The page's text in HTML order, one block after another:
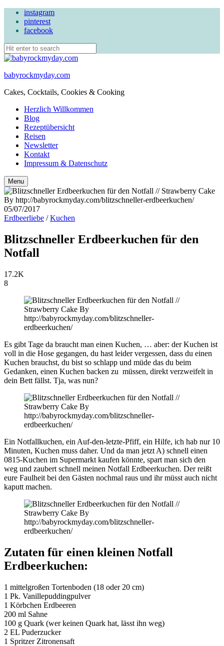
instagram
pinterest
facebook
babyrockmyday.com
Cakes, Cocktails, Cookies & Cooking
Herzlich Willkommen
Blog
Rezeptübersicht
Reisen
Newsletter
Kontakt
Impressum & Datenschutz
Search
Menu
05/07/2017
Erdbeerliebe /Kuchen
Blitzschneller Erdbeerkuchen für den
Notfall
17.2K
8
Es gibt Tage da braucht man einen Kuchen, … aber: der Kuchen ist
voll in die Hose gegangen, du hast leider vergessen, dass du einen
Kuchen brauchst, du bist so schlapp und müde das du beim
Gedanken, einen Kuchen backen zu müssen, direkt verzweifelt in
dein Bett fällst. Tja, was nun?
Ein Notfallkuchen, ein Auf-den-letzte-Pfiff, ein Hilfe, ich hab nur 10
Minuten, Kuchen muss daher. Und da man jetzt A) schnell einen
0815-Kuchen im Supermarkt kaufen könnte, spart man sich den
weg und zaubert schnell meinen Notfall Erdbeerkuchen. Der reißt
eure Faulheit bei den Gästen nochmal raus und ihr müsst auch nicht
kaputt machen.
Zutaten für einen kleinen Notfall
Erdbeerkuchen:
1 mittelgroßen Tortenboden (18 oder 20 cm)
1 Pk. Vanillepuddingpulver
1 Körbchen Erdbeeren
200 ml Sahne
100 g Quark (wer keinen Quark hat, lässt ihn weg)
2 EL Puderzucker
1 Spritzer Zitronensaft